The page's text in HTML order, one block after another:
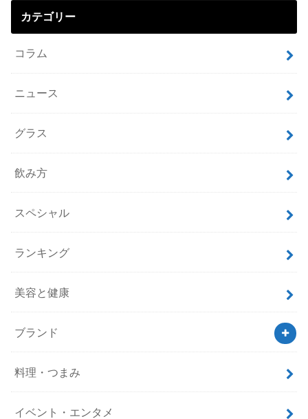
カテゴリー
コラム
ニュース
グラス
飲み方
スペシャル
ランキング
美容と健康
ブランド
料理・つまみ
イベント・エンタメ